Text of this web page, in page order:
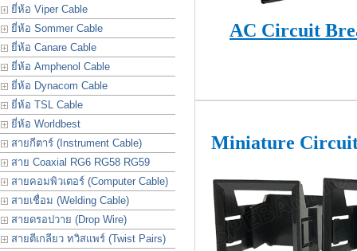
ยี่ห้อ Viper Cable
ยี่ห้อ Sommer Cable
ยี่ห้อ Canare Cable
ยี่ห้อ Amphenol Cable
ยี่ห้อ Dynacom Cable
ยี่ห้อ TSL Cable
ยี่ห้อ Worldbest
สายกีตาร์ (Instrument Cable)
สาย Coaxial RG6 RG58 RG59
สายคอมพิวเตอร์ (Computer Cable)
สายเชื่อม (Welding Cable)
สายดรอปวาย (Drop Wire)
สายตีเกลียว ทวิสแพร์ (Twist Pairs)
AC Circuit
Miniature